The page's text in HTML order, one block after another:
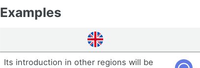
Examples
Its introduction in other regions will be